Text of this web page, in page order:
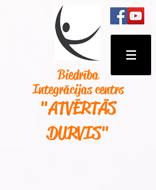
Biedrība
Integrācijas centrs
"ATVĒRTĀS
DURVIS"